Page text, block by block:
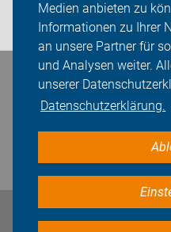
Medien anbieten zu
Informationen zu Ihrer
an unsere Partner für
und Analysen weiter.
unserer
Datenschutzerklärung.
Login
Bleiben Sie in Kontakt
Impressum Datenschutz